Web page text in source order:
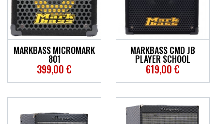
MARKBASS MICROMARK
801
399,00 €
MARKBASS CMD JB
PLAYER SCHOOL
619,00 €